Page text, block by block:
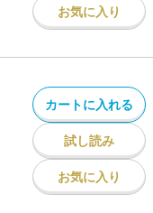
お気に入り
カートに入れる
試し読み
お気に入り